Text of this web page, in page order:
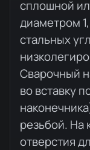
сплошной
диаметром
стальных
Сварочный
во вставку
резьбой. На
отверстия